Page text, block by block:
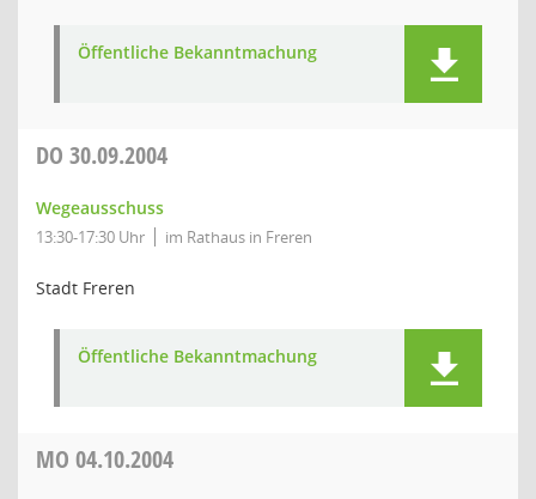
Öffentliche Bekanntmachung
DO 30.09.2004
Wegeausschuss
13:30-17:30 Uhr im Rathaus in Freren
Stadt Freren
Öffentliche Bekanntmachung
MO 04.10.2004